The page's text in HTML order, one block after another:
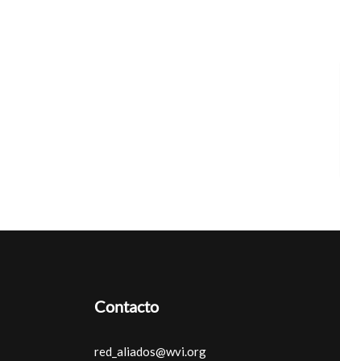
Contacto
red_aliados@wvi.org